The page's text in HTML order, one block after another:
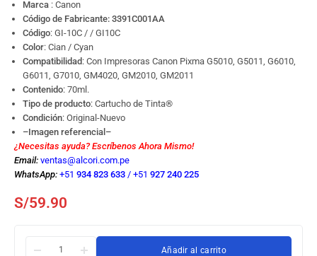
Marca : Canon
Código de Fabricante: 3391C001AA
Código: GI-10C / / GI10C
Color: Cian / Cyan
Compatibilidad : Con Impresoras Canon Pixma G5010, G5011, G6010,
G6011, G7010, GM4020, GM2010, GM2011
Contenido: 70ml.
Tipo de producto: Cartucho de Tinta®
Condición: Original-Nuevo
–Imagen referencial–
¿Necesitas ayuda? Escríbenos Ahora Mismo!
Email: ventas@alcori.com.pe
WhatsApp: +51 934 823 633 / +51 927 240 225
S/59.90
Añadir al carrito